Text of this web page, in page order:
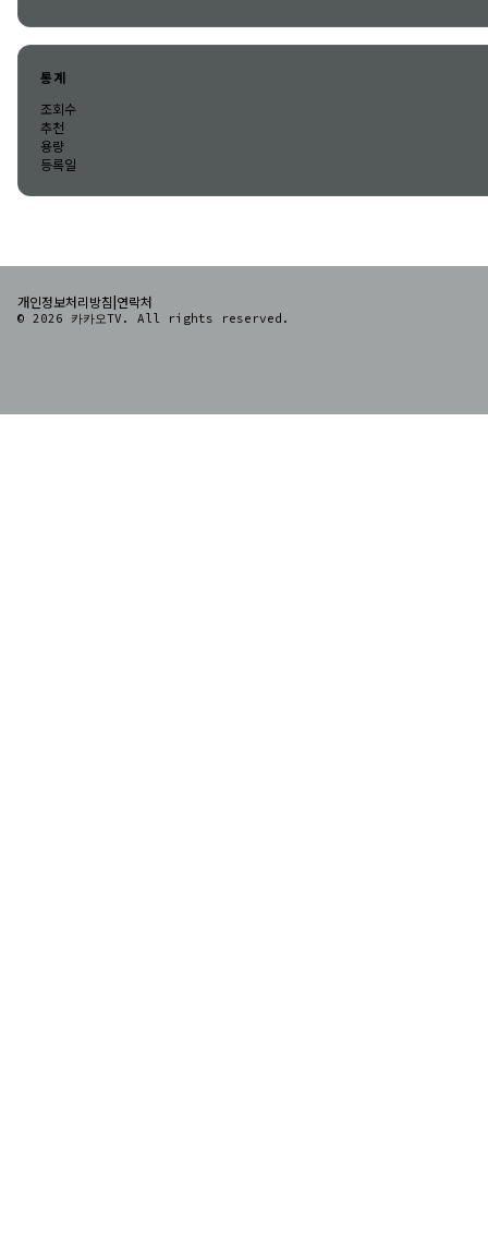
통계
조회수
추천
용량
등록일
개인정보처리방침|연락처
© 2026 카카오TV. All rights reserved.